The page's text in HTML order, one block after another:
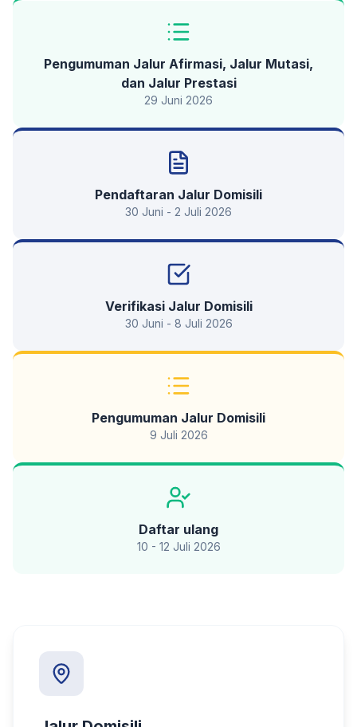
Pengumuman Jalur Afirmasi, Jalur Mutasi,
dan Jalur Prestasi
29 Juni 2026
Pendaftaran Jalur Domisili
30 Juni - 2 Juli 2026
Verifikasi Jalur Domisili
30 Juni - 8 Juli 2026
Pengumuman Jalur Domisili
9 Juli 2026
Daftar ulang
10 - 12 Juli 2026